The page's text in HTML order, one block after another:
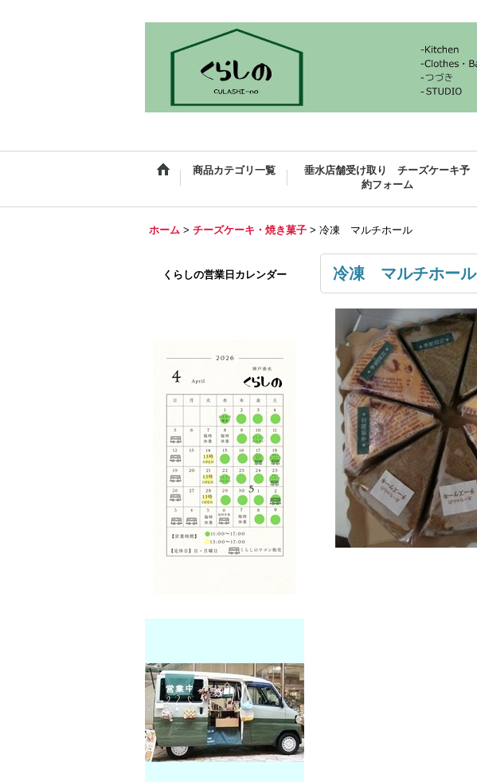
商品カテゴリ一覧
垂水店舗受け取り チーズケーキ予
約フォーム
ホーム > チーズケーキ・焼き菓子 > 冷凍 マルチホール
くらしの営業日カレンダー 冷凍 マルチホール